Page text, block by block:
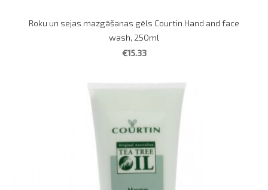
Roku un sejas mazgāšanas gēls Courtin Hand and face
wash, 250ml
€15.33